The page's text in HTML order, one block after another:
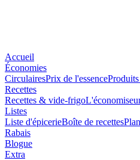
Accueil
Économies
CirculairesPrix de l'essence
Recettes
Recettes & vide-frigo
Listes
Liste d'épicerieBoîte de recettes
Rabais
Blogue
Extra